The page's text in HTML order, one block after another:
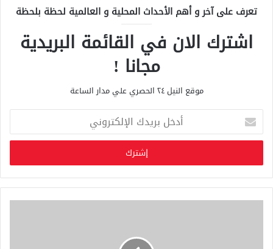
تعرف على آخر و أهم الأحداث المحلية و العالمية لحظة بلحظة
اشترك الان في القائمة البريدية
مجانا !
موقع النيل ٢٤ الحصري علي مدار الساعة
خ
ب
ر
ي
د